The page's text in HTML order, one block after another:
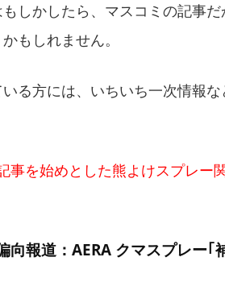
しかしたら、マスコミの記事
もしれません。
る方には、いちいち一次情報
事を始めとした熊よけスプレ
向報道：AERA クマスプレ